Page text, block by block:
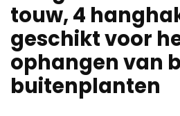
touw, 4
geschikt voor
ophangen van
buitenplanten